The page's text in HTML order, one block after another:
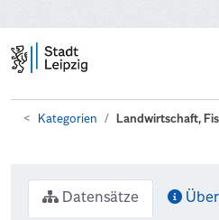
Kategorien Landwirtschaft,
Datensätze